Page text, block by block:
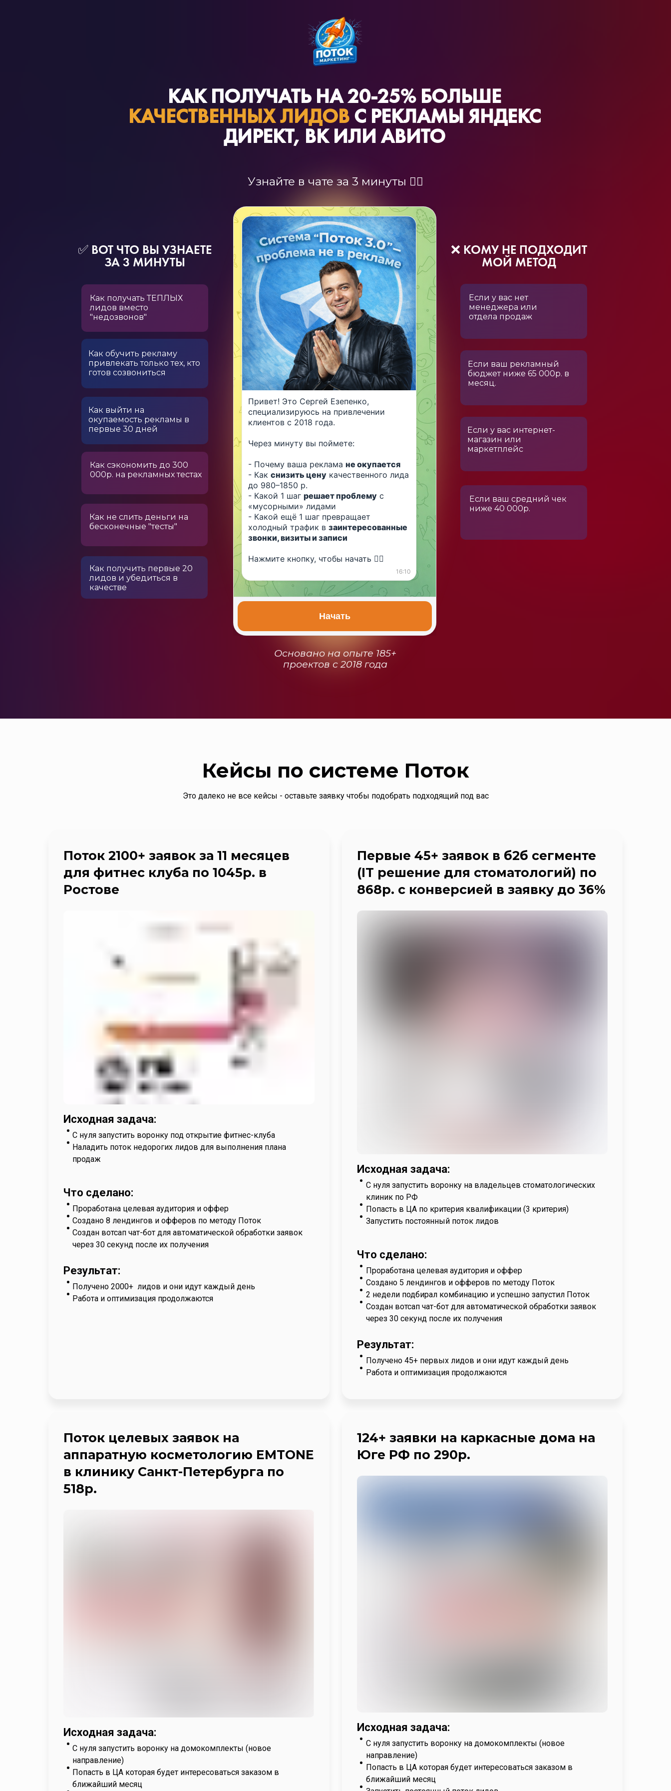
Основано на опыте 185+
проектов с 2018 года
Привет! Это Сергей Езепенко,
специализируюсь на привлечении
клиентов с 2018 года.
Через минуту вы поймете:
- Почему ваша реклама не окупается
- Как снизить цену качественного лида
до 980–1850 р.
- Какой 1 шаг решает проблему с
«мусорными» лидами
- Какой ещё 1 шаг превращает
холодный трафик в заинтересованные
звонки, визиты и записи
Нажмите кнопку, чтобы начать 👇🏼
16:10
Начать
❌ КОМУ НЕ ПОДХОДИТ
МОЙ МЕТОД
✅ ВОТ ЧТО ВЫ УЗНАЕТЕ
ЗА 3 МИНУТЫ
Если у вас интернет-
магазин или
маркетплейс
Как выйти на
окупаемость рекламы в
первые 30 дней
Если ваш рекламный
бюджет ниже 65 000р. в
месяц.
Как обучить рекламу
привлекать только тех, кто
готов созвониться
Если ваш средний чек
ниже 40 000р.
Как получить первые 20
лидов и убедиться в
качестве
Как не слить деньги на
бесконечные "тесты"
Как сэкономить до 300
000р. на рекламных тестах
Если у вас нет
менеджера или
отдела продаж
Как получать ТЕПЛЫХ
лидов вместо
"недозвонов"
КАК ПОЛУЧАТЬ НА 20-25% БОЛЬШЕ
КАЧЕСТВЕННЫХ ЛИДОВС РЕКЛАМЫ ЯНДЕКС
ДИРЕКТ, ВК ИЛИ АВИТО
Узнайте в чате за 3 минуты 👇🏻
Кейсы по системе Поток
Это далеко не все кейсы - оставьте заявку чтобы подобрать подходящий под вас
Поток 2100+ заявок за 11 месяцев
для фитнес клуба по 1045р. в
Ростове
Исходная задача:
С нуля запустить воронку под открытие фитнес-клуба
Наладить поток недорогих лидов для выполнения плана
продаж
Что сделано:
Проработана целевая аудитория и оффер
Создано 8 лендингов и офферов по методу Поток
Создан вотсап чат-бот для автоматической обработки заявок
через 30 секунд после их получения
Результат:
Получено 2000+ лидов и они идут каждый день
Работа и оптимизация продолжаются
Первые 45+ заявок в б2б сегменте
(IT решение для стоматологий) по
868р. с конверсией в заявку до 36%
Исходная задача:
С нуля запустить воронку на владельцев стоматологических
клиник по РФ
Попасть в ЦА по критерия квалификации (3 критерия)
Запустить постоянный поток лидов
Что сделано:
Проработана целевая аудитория и оффер
Создано 5 лендингов и офферов по методу Поток
2 недели подбирал комбинацию и успешно запустил Поток
Создан вотсап чат-бот для автоматической обработки заявок
через 30 секунд после их получения
Результат:
Получено 45+ первых лидов и они идут каждый день
Работа и оптимизация продолжаются
Поток целевых заявок на
аппаратную косметологию EMTONE
в клинику Санкт-Петербурга по
518р.
Исходная задача:
С нуля запустить воронку на домокомплекты (новое
направление)
Попасть в ЦА которая будет интересоваться заказом в
ближайший месяц
124+ заявки на каркасные дома на
Юге РФ по 290р.
Исходная задача:
С нуля запустить воронку на домокомплекты (новое
направление)
Попасть в ЦА которая будет интересоваться заказом в
ближайший месяц